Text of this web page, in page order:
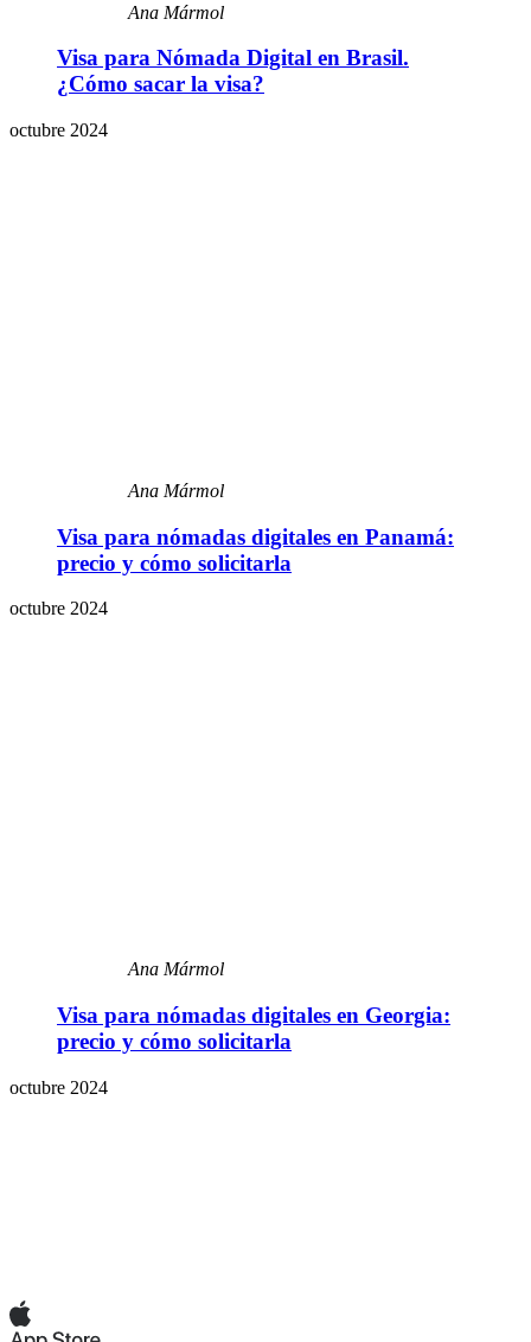
Ana Mármol
Visa para Nómada Digital en Brasil.
¿Cómo sacar la visa?
octubre 2024
Ana Mármol
Visa para nómadas digitales en Panamá:
precio y cómo solicitarla
octubre 2024
Ana Mármol
Visa para nómadas digitales en Georgia:
precio y cómo solicitarla
octubre 2024